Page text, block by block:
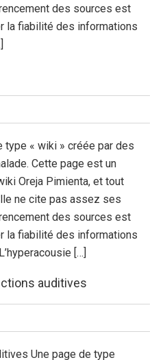
des sources est
la fiabilité des informations
type « wiki » créée par des
Cette page est un
Oreja Pimienta, et tout
ne cite pas assez ses
des sources est
la fiabilité des informations
[…]
auditives
Une page de type